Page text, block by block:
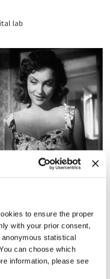
to ensure the proper
with your prior consent,
statistical
can choose which
information, please see
lab
di un’affittacamere, è
Paolo Sartori. Non può
madre le rivela che è suo
la delusione, si rassegna a
professore per il quale non
Gemma incontra la